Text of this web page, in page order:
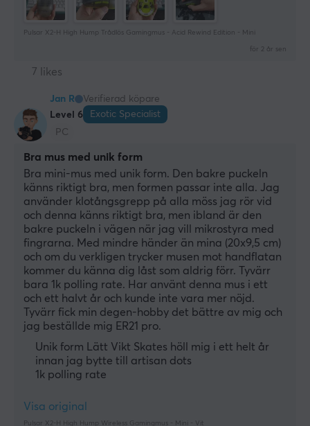
Pulsar X2-H High Hump Trådlös Gamingmus - Acid Rewind Edition - Mini
för 2 år sen
7 likes
Jan R
Verifierad köpare
Level 6
Exotic Specialist
PC
Bra mus med unik form
Bra mini-mus med unik form. Den bakre puckeln
känns riktigt bra, men formen passar inte alla. Jag
använder klotångsgrepp på alla möss jag rör vid
och denna känns riktigt bra, men ibland är den
bakre puckeln i vägen när jag vill mikrostyra med
fingrarna. Med mindre händer än mina (20x9,5 cm)
och om du verkligen trycker musen mot handflatan
kommer du känna dig låst som aldrig förr. Tyvärr
bara 1k polling rate. Har använt denna mus i ett
och ett halvt år och kunde inte vara mer nöjd.
Tyvärr fick min degen-hobby det bättre av mig och
jag beställde mig ER21 pro.
Unik form Lätt Vikt Skates höll mig i ett helt år
innan jag bytte till artisan dots
1k polling rate
Visa original
Pulsar X2-H High Hump Wireless Gamingmus - Mini - Vit